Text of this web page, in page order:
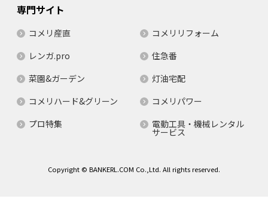
専門サイト
コメリ産直
コメリリフォーム
レンガ.pro
住急番
菜園&ガーデン
灯油宅配
コメリハード&グリーン
コメリパワー
プロ特集
電動工具・機械レンタル
サービス
Copyright © BANKERL.COM Co.,Ltd. All rights reserved.